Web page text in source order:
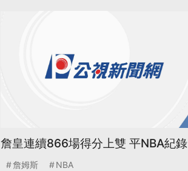
詹皇連續866場得分上雙 平NBA紀錄
詹姆斯 NBA